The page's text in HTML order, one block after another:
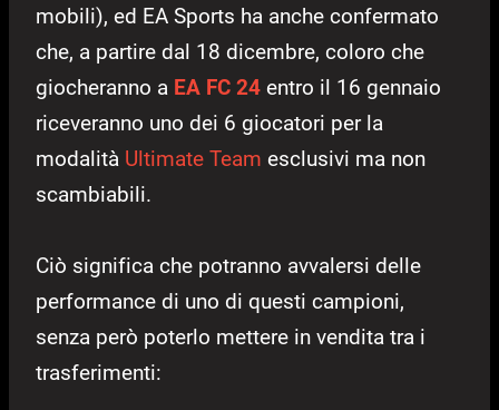
mobili), ed EA Sports ha anche confermato
che, a partire dal 18 dicembre, coloro che
giocheranno a EA FC 24 entro il 16 gennaio
riceveranno uno dei 6 giocatori per la
modalità Ultimate Team esclusivi ma non
scambiabili.
Ciò significa che potranno avvalersi delle
performance di uno di questi campioni,
senza però poterlo mettere in vendita tra i
trasferimenti: